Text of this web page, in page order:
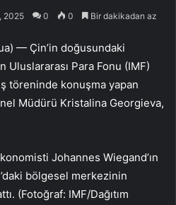
2025 0 0 Bir dakikadan az
— Çin’in doğusundaki
Uluslararası Para Fonu (IMF)
töreninde konuşma yapan
Müdürü Kristalina Georgieva,
Johannes Wiegand’ın
bölgesel merkezinin
(Fotoğraf: IMF/Dağıtım